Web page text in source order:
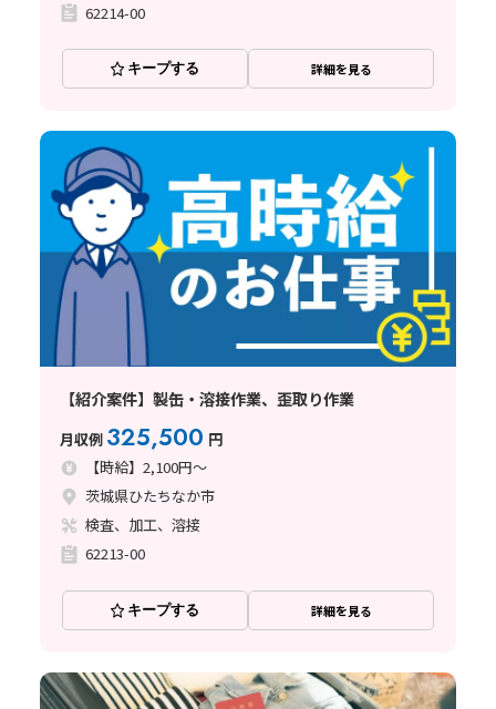
62214-00
キープする 詳細を見る
【紹介案件】製缶・溶接作業、歪取り作業
月収例 325,500 円
【時給】2,100円～
茨城県ひたちなか市
検査、加工、溶接
62213-00
キープする 詳細を見る